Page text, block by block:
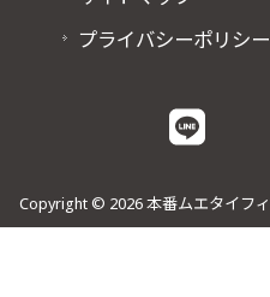
プライバシーポリシー
Copyright © 2026 本番ムエタイフ